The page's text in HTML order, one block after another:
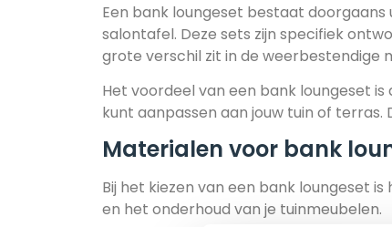
Een bank loungeset bestaat
salontafel. Deze sets zijn specifiek
grote verschil zit in de weerbestendige
Het voordeel van een bank loungeset
kunt aanpassen aan jouw tuin of terras.
Materialen voor bank
Bij het kiezen van een bank loungeset
en het onderhoud van je tuinmeubelen.